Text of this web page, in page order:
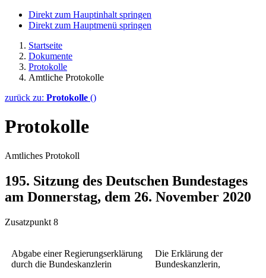
Direkt zum Hauptinhalt springen
Direkt zum Hauptmenü springen
Startseite
Dokumente
Protokolle
Amtliche Protokolle
zurück zu: Protokolle ()
Protokolle
Amtliches Protokoll
195. Sitzung des Deutschen Bundestages
am Donnerstag, dem 26. November 2020
Zusatzpunkt 8
Abgabe einer Regierungserklärung
durch die Bundeskanzlerin
Die Erklärung der
Bundeskanzlerin,